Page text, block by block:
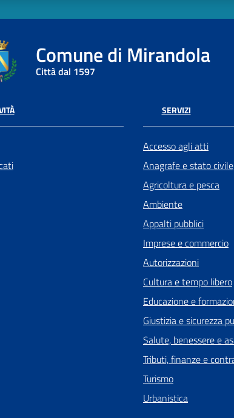
Comune di Mirandola
Città dal 1597
SERVIZI
Accesso agli atti
Anagrafe e stato civile
Agricoltura e pesca
Ambiente
Appalti pubblici
Imprese e commercio
Autorizzazioni
Cultura e tempo libero
Educazione e
Giustizia e sicurezza
Salute, benessere e
Tributi, finanze e
Turismo
Urbanistica